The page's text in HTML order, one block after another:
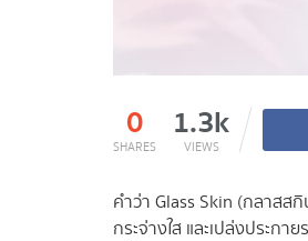
0
SHARES
1.3k
VIEWS
คำว่า Glass Skin (กลาสส
กระจ่างใส และเปล่งประก